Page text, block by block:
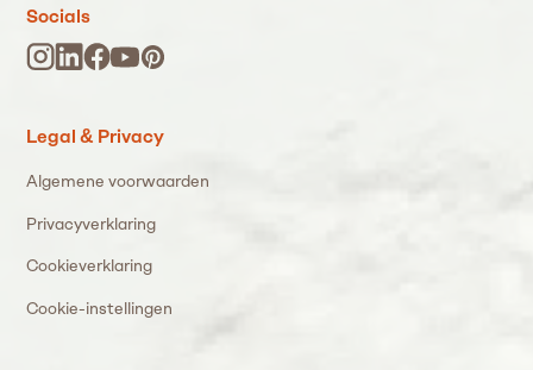
Socials
Legal & Privacy
Algemene voorwaarden
Privacyverklaring
Cookieverklaring
Cookie-instellingen